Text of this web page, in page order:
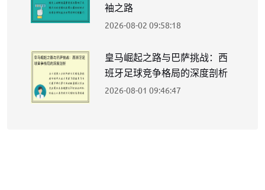
袖之路
2026-08-02 09:58:18
皇马崛起之路与巴萨挑战：西
班牙足球竞争格局的深度剖析
2026-08-01 09:46:47